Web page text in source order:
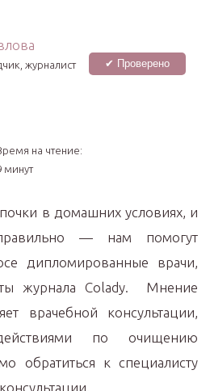
журналист
✔ Проверено
на чтение:
минут
в домашних условиях, и
— нам помогут
дипломированные врачи,
журнала Colady. Мнение
врачебной консультации,
по очищению
обратиться к специалисту